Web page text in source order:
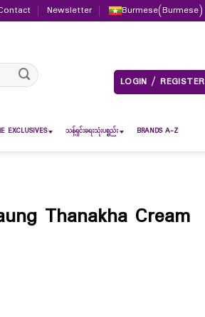
Newsletter Burmese(Burmese)
LOGIN / REGISTER
EXCLUSIVES သန့်ရှင်းရေးသုံးပစ္စည်း BRANDS A-Z
Thanakha Cream